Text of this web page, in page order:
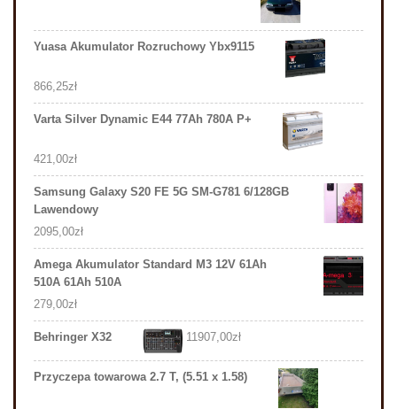
Yuasa Akumulator Rozruchowy Ybx9115
866,25zł
Varta Silver Dynamic E44 77Ah 780A P+
421,00zł
Samsung Galaxy S20 FE 5G SM-G781 6/128GB
Lawendowy
2095,00zł
Amega Akumulator Standard M3 12V 61Ah
510A 61Ah 510A
279,00zł
Behringer X32 11907,00zł
Przyczepa towarowa 2.7 T, (5.51 x 1.58)